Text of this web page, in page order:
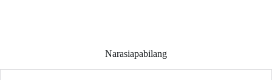
Narasiapabilang